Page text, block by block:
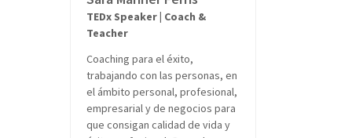
TEDx Speaker | Coach &
Teacher
Coaching para el éxito,
trabajando con las personas, en
el ámbito personal, profesional,
empresarial y de negocios para
que consigan calidad de vida y